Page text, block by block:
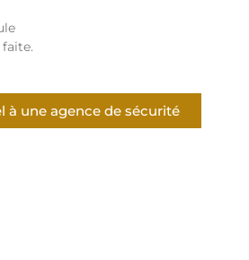
à une agence de sécurité